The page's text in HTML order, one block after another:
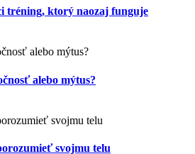
tréning, ktorý naozaj funguje
alebo mýtus?
svojmu telu